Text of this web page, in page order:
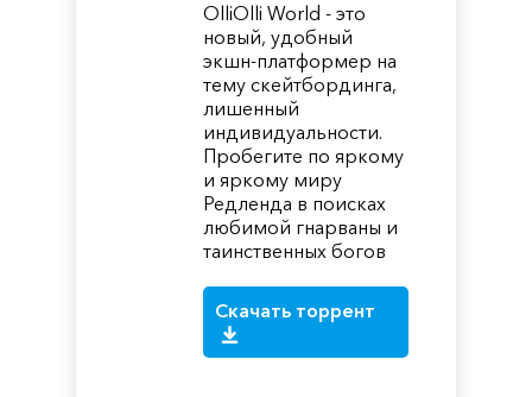
OlliOlli World - это
новый, удобный
экшн-платформер на
тему скейтбординга,
лишенный
индивидуальности.
Пробегите по яркому
и яркому миру
Редленда в поисках
любимой гнарваны и
таинственных богов
Скачать торрент